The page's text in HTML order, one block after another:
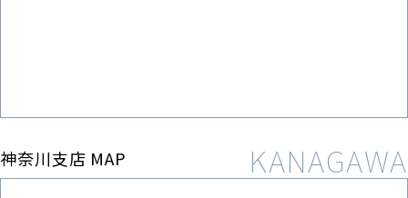
神奈川支店 MAP